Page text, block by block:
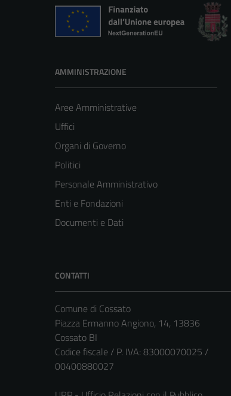
AMMINISTRAZIONE
Aree Amministrative
Uffici
Organi di Governo
Politici
Personale Amministrativo
Enti e Fondazioni
Documenti e Dati
CONTATTI
Comune di Cossato
Piazza Ermanno Angiono, 14, 13836
Cossato BI
Codice fiscale / P. IVA: 83000070025 /
00400880027